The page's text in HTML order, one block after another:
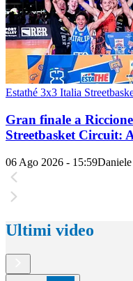
Estathé 3x3 Italia
Gran finale a
Streetbasket Circuit:
06 Ago 2026 - 15:59
Ultimi video